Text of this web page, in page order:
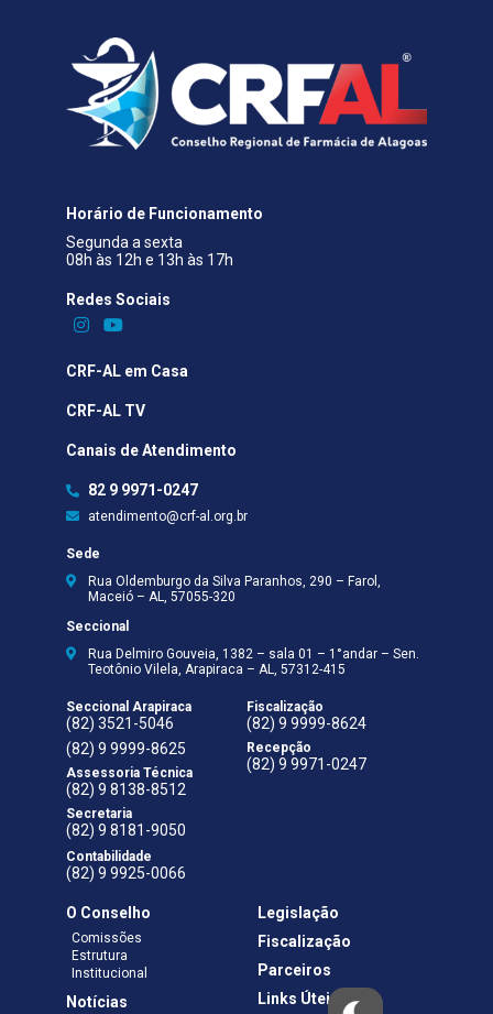
Horário de Funcionamento
Segunda a sexta
08h às 12h e 13h às 17h
Redes Sociais​
CRF-AL em Casa
CRF-AL TV
Canais de Atendimento
82 9 9971-0247
atendimento@crf-al.org.br
Sede
Rua Oldemburgo da Silva Paranhos, 290 – Farol,
Maceió – AL, 57055-320
Seccional
Rua Delmiro Gouveia, 1382 – sala 01 – 1°andar – Sen.
Teotônio Vilela, Arapiraca – AL, 57312-415
Seccional Arapiraca
(82) 3521-5046
(82) 9 9999-8625
Assessoria Técnica
(82) 9 8138-8512
Secretaria
(82) 9 8181-9050
Contabilidade
(82) 9 9925-0066
Fiscalização
(82) 9 9999-8624
Recepção
(82) 9 9971-0247
O Conselho
Comissões
Estrutura
Institucional
Notícias
Legislação
Fiscalização
Parceiros
Links Úteis